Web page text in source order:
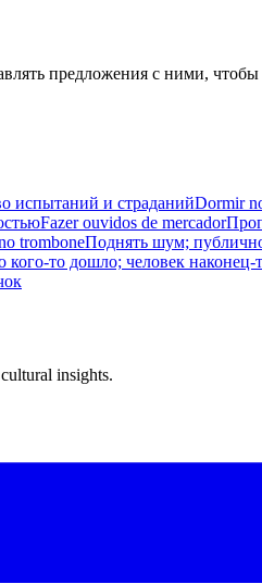
предложения с ними,
испытаний и страданийDormir
Fazer ouvidos de mercador
tromboneПоднять шум;
кого-то дошло; человек наконец-
insights.